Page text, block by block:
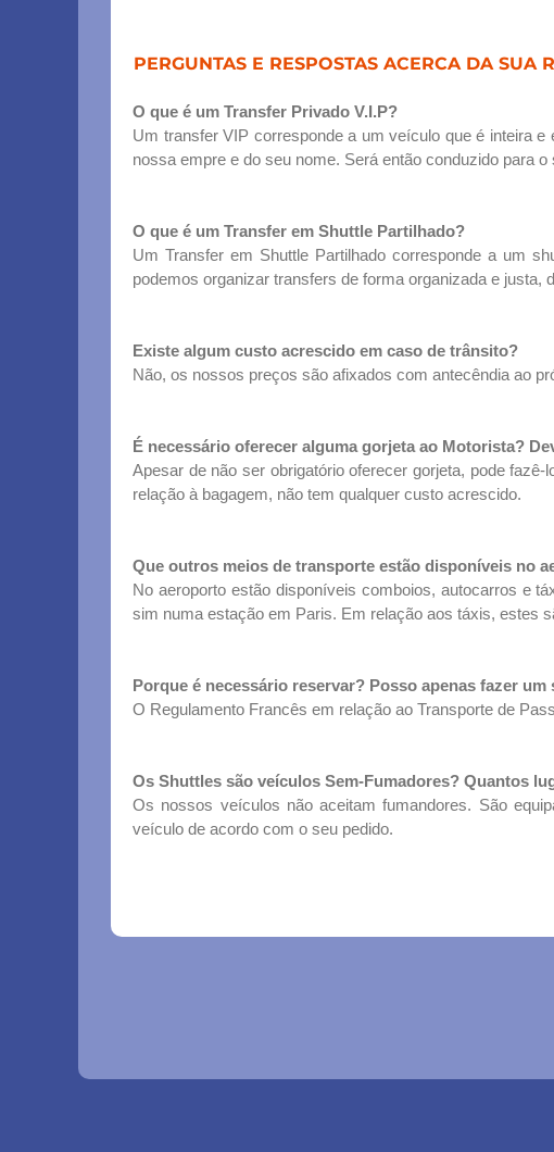
PERGUNTAS E RESPOSTAS ACERCA DA SUA
O que é um Transfer Privado V.I.P?
Um transfer VIP corresponde a um veículo que é inteira
nossa empre e do seu nome. Será então conduzido para
O que é um Transfer em Shuttle Partilhado?
Um Transfer em Shuttle Partilhado corresponde a um
podemos organizar transfers de forma organizada e
Existe algum custo acrescido em caso de trânsito?
Não, os nossos preços são afixados com antecêndia ao
É necessário oferecer alguma gorjeta ao Motorista?
Apesar de não ser obrigatório oferecer gorjeta, pode
relação à bagagem, não tem qualquer custo acrescido.
Que outros meios de transporte estão disponíveis no
No aeroporto estão disponíveis comboios, autocarros e
sim numa estação em Paris. Em relação aos táxis, estes
Porque é necessário reservar? Posso apenas fazer
O Regulamento Francês em relação ao Transporte de
Os Shuttles são veículos Sem-Fumadores? Quantos
Os nossos veículos não aceitam fumandores. São
veículo de acordo com o seu pedido.